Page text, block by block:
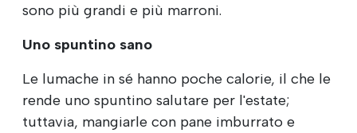
sono più grandi e più marroni.
Uno spuntino sano
Le lumache in sé hanno poche calorie, il che le
rende uno spuntino salutare per l'estate;
tuttavia, mangiarle con pane imburrato e